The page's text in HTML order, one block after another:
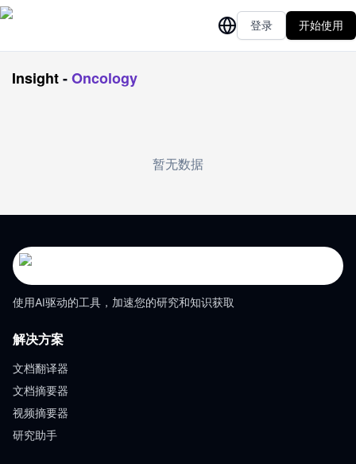
登录 开始使用
Insight-Oncology
暂无数据
使用AI驱动的工具，加速您的研究和知识获取
解决方案
文档翻译器
文档摘要器
视频摘要器
研究助手